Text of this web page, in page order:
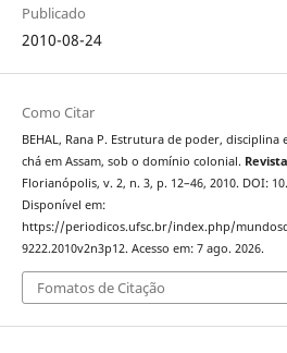
Publicado
2010-08-24
Como Citar
BEHAL, Rana P. Estrutura de poder,
chá em Assam, sob o domínio colonial.
Florianópolis, v. 2, n. 3, p. 12–46, 2010. DOI:
Disponível em:
https://periodicos.ufsc.br/index.php/
9222.2010v2n3p12. Acesso em: 7 ago. 2026.
Fomatos de Citação